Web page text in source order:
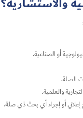
أو الصناعية.
الصلة.
والعلمية.
إعلاني أو إجراء أي بحث ذي صلة.